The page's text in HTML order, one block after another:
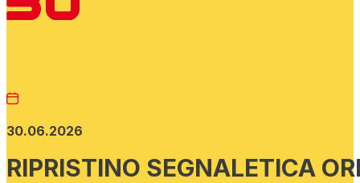
30.06.2026
RIPRISTINO SEGNALETICA